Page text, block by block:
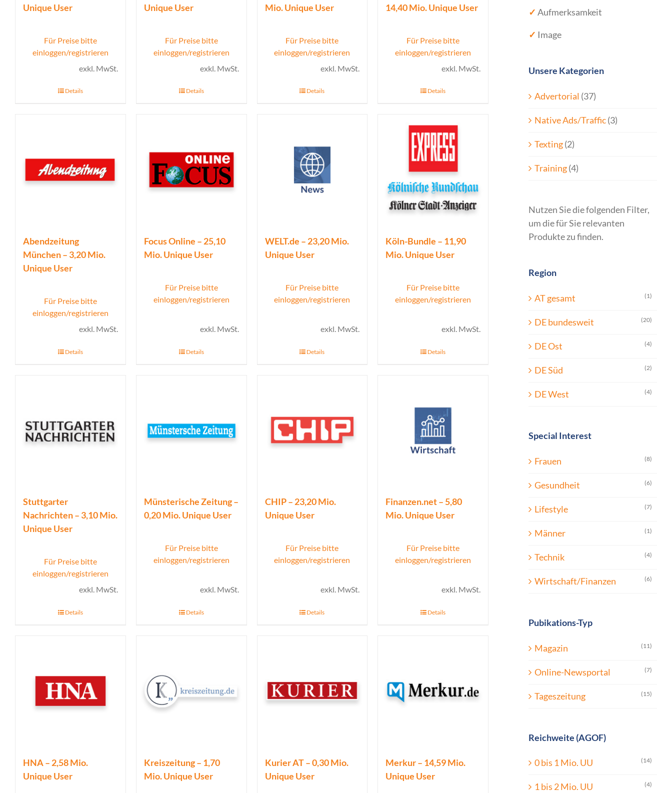
Unique User
Für Preise bitte
einloggen/registrieren
exkl. MwSt.
Details
Unique User
Für Preise bitte
einloggen/registrieren
exkl. MwSt.
Details
Mio. Unique User
Für Preise bitte
einloggen/registrieren
exkl. MwSt.
Details
14,40 Mio. Unique User
Für Preise bitte
einloggen/registrieren
exkl. MwSt.
Details
Abendzeitung
München – 3,20 Mio.
Unique User
Für Preise bitte
einloggen/registrieren
exkl. MwSt.
Details
Focus Online – 25,10
Mio. Unique User
Für Preise bitte
einloggen/registrieren
exkl. MwSt.
Details
WELT.de – 23,20 Mio.
Unique User
Für Preise bitte
einloggen/registrieren
exkl. MwSt.
Details
Köln-Bundle – 11,90
Mio. Unique User
Für Preise bitte
einloggen/registrieren
exkl. MwSt.
Details
Stuttgarter
Nachrichten – 3,10 Mio.
Unique User
Für Preise bitte
einloggen/registrieren
exkl. MwSt.
Details
Münsterische Zeitung –
0,20 Mio. Unique User
Für Preise bitte
einloggen/registrieren
exkl. MwSt.
Details
CHIP – 23,20 Mio.
Unique User
Für Preise bitte
einloggen/registrieren
exkl. MwSt.
Details
Finanzen.net – 5,80
Mio. Unique User
Für Preise bitte
einloggen/registrieren
exkl. MwSt.
Details
HNA – 2,58 Mio.
Unique User
Kreiszeitung – 1,70
Mio. Unique User
Kurier AT – 0,30 Mio.
Unique User
Merkur – 14,59 Mio.
Unique User
✓ Aufmerksamkeit
✓ Image
Unsere Kategorien
Advertorial (37)
Native Ads/Traffic(3)
Texting(2)
Training(4)
Nutzen Sie die folgenden Filter,
um die für Sie relevanten
Produkte zu finden.
Region
AT gesamt (1)
DE bundesweit (20)
DE Ost (4)
DE Süd (2)
DE West (4)
Special Interest
Frauen (8)
Gesundheit (6)
Lifestyle (7)
Männer (1)
Technik (4)
Wirtschaft/Finanzen (6)
Pubikations-Typ
Magazin (11)
Online-Newsportal (7)
Tageszeitung (15)
Reichweite (AGOF)
0 bis 1 Mio. UU (14)
1 bis 2 Mio. UU (4)